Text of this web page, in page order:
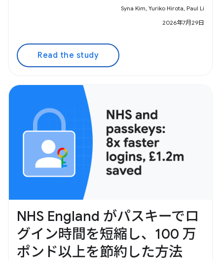
Syna Kim, Yuriko Hirota, Paul Li
2026年7月29日
Read the study
NHS England がパスキーでロ
グイン時間を短縮し、100 万
ポンド以上を節約した方法